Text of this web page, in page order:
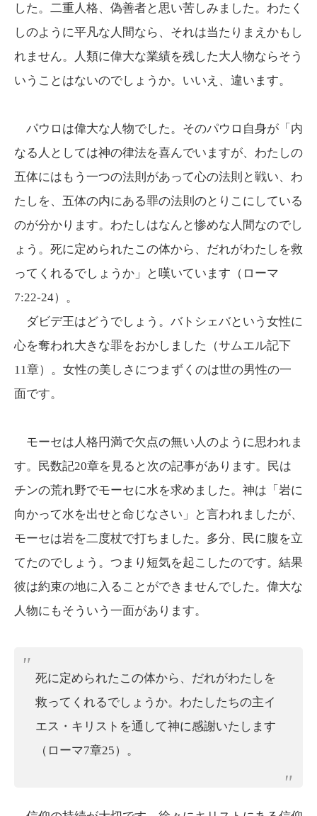
した。二重人格、偽善者と思い苦しみました。わたく
しのように平凡な人間なら、それは当たりまえかもし
れません。人類に偉大な業績を残した大人物ならそう
いうことはないのでしょうか。いいえ、違います。
パウロは偉大な人物でした。そのパウロ自身が「内
なる人としては神の律法を喜んでいますが、わたしの
五体にはもう一つの法則があって心の法則と戦い、わ
たしを、五体の内にある罪の法則のとりこにしている
のが分かります。わたしはなんと惨めな人間なのでし
ょう。死に定められたこの体から、だれがわたしを救
ってくれるでしょうか」と嘆いています（ローマ
7:22-24）。
ダビデ王はどうでしょう。バトシェバという女性に
心を奪われ大きな罪をおかしました（サムエル記下
11章）。女性の美しさにつまずくのは世の男性の一
面です。
モーセは人格円満で欠点の無い人のように思われま
す。民数記20章を見ると次の記事があります。民は
チンの荒れ野でモーセに水を求めました。神は「岩に
向かって水を出せと命じなさい 」と言われましたが、
モーセは岩を二度杖で打ちました。多分、民に腹を立
てたのでしょう。つまり短気を起こしたのです。結果
彼は約束の地に入ることができませんでした。偉大な
人物にもそういう一面があります。
死に定められたこの体から、だれがわたしを
救ってくれるでしょうか。わたしたちの主イ
エス・キリストを通して神に感謝いたします
（ローマ7章25）。